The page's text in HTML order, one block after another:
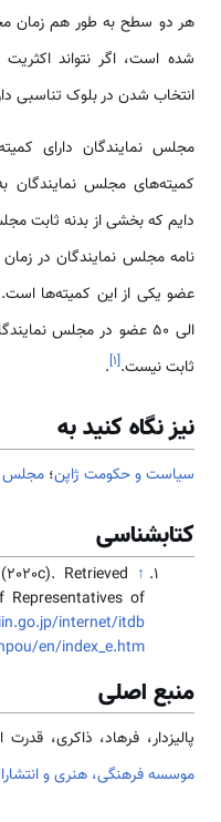
هر دو سطح به طور هم زمان
شده است، اگر نتواند
انتخاب شدن در بلوک تناسبی
مجلس نمایندگان دارای
کمیته‌های مجلس نمایندگان
دایم که بخشی از بدنه ثابت
نامه مجلس نمایندگان در
الی ۵۰ عضو در مجلس
ثابت نیست.[۱]
.
نیز نگاه کنید به
سیاست و حکومت ژاپن؛ مجلس
کتابشناسی
↑
Retrieved
Representatives of
internet/itdb
en/index_e.htm
منبع اصلی
پالیزدار، فرهاد، ذاکری، قدرت اله(1402). جامعه و
موسسه فرهنگی، هنری و